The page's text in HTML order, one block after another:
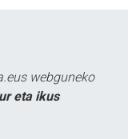
webguneko
eta ikus